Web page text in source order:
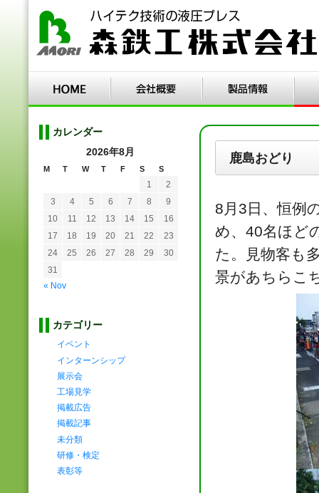
鹿島おどり
8月3日、恒例
め、40名ほど
た。見物客も
景があちらこ
カレンダー
2026年8月
M T W T F S S
« Nov
1
2
3
4 5 6 7 8
9
10
11 12 13 14 15
16
17
18 19 20 21 22
23
24
25 26 27 28 29
30
31
カテゴリー
イベント
インターンシップ
展示会
工場見学
掲載広告
掲載記事
未分類
研修・検定
表彰等